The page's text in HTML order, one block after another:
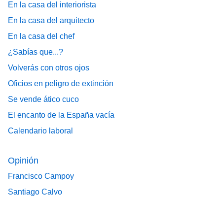
En la casa del interiorista
En la casa del arquitecto
En la casa del chef
¿Sabías que...?
Volverás con otros ojos
Oficios en peligro de extinción
Se vende ático cuco
El encanto de la España vacía
Calendario laboral
Opinión
Francisco Campoy
Santiago Calvo